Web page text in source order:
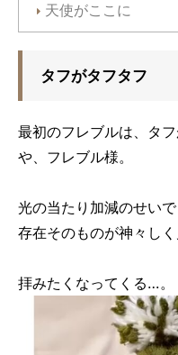
天使がここに
タフがタフタフ
最初のフレブルは、タ
や、フレブル様。
光の当たり加減のせいで
存在そのものが神々しく
拝みたくなってくる…。